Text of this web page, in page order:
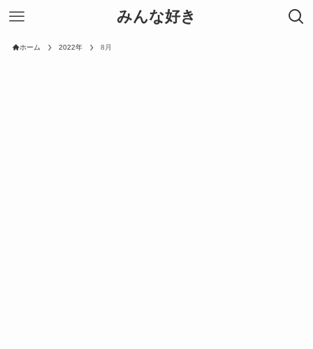
みんな好き
ホーム 2022年 8月